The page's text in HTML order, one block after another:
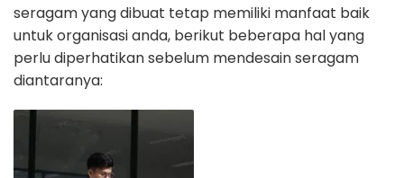
seragam yang dibuat tetap memiliki manfaat baik
untukorganisasi anda, berikut beberapa hal yang
perlu diperhatikan sebelum mendesain seragam
diantaranya: